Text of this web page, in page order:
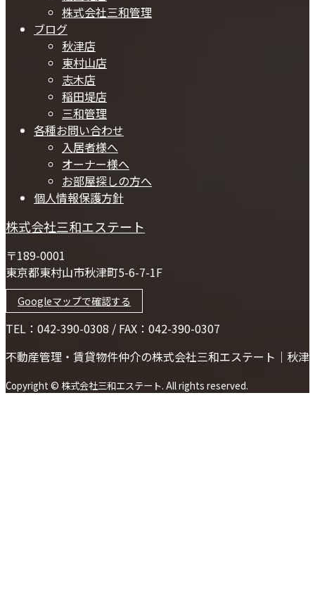
株式会社三和管理
ブログ
秋津店
東村山店
志木店
稲田堤店
三和管理
各種お問い合わせ
入居者様へ
オーナー様へ
お部屋探しの方へ
個人情報保護方針
株式会社三和エステート
〒189-0001
東京都東村山市秋津町5-6-7-1F
Googleマップで確認する
TEL：042-390-0308 / FAX：042-390-0307
不動産管理・賃貸物件仲介の株式会社三和エステート｜秋
Copyright © 株式会社三和エステート. All rights reserved.